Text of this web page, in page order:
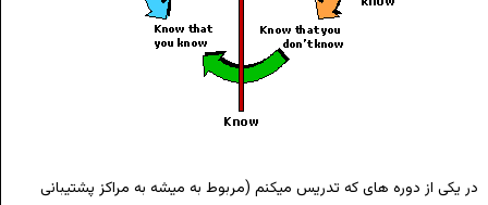
در یکی از دوره های که تدریس میکنم (مربوط به میشه به مراکز پشتیبانی